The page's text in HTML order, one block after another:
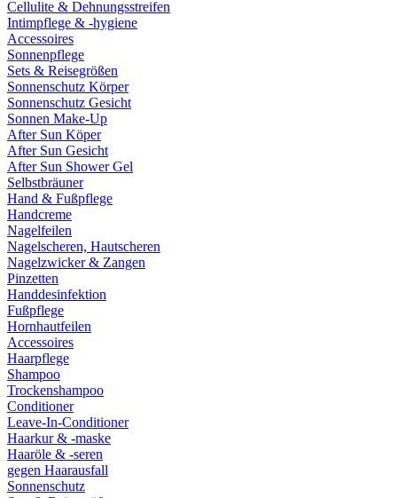
Cellulite & Dehnungsstreifen
Intimpflege & -hygiene
Accessoires
Sonnenpflege
Sets & Reisegrößen
Sonnenschutz Körper
Sonnenschutz Gesicht
Sonnen Make-Up
After Sun Köper
After Sun Gesicht
After Sun Shower Gel
Selbstbräuner
Hand & Fußpflege
Handcreme
Nagelfeilen
Nagelscheren, Hautscheren
Nagelzwicker & Zangen
Pinzetten
Handdesinfektion
Fußpflege
Hornhautfeilen
Accessoires
Haarpflege
Shampoo
Trockenshampoo
Conditioner
Leave-In-Conditioner
Haarkur & -maske
Haaröle & -seren
gegen Haarausfall
Sonnenschutz